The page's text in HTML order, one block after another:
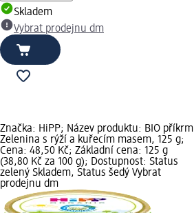
Skladem
Vybrat prodejnu dm
Značka: HiPP; Název produktu: BIO příkrm
Zelenina s rýží a kuřecím masem, 125 g;
Cena: 48,50 Kč; Základní cena: 125 g
(38,80 Kč za 100 g); Dostupnost: Status
zelený Skladem, Status šedý Vybrat
prodejnu dm